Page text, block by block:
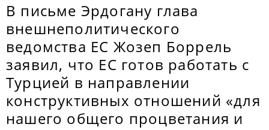
В письме Эрдогану глава
внешнеполитического
ведомства ЕС Жозеп Боррель
заявил, что ЕС готов работать с
Турцией в направлении
конструктивных отношений «для
нашего общего процветания и